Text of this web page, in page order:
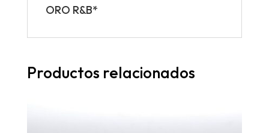
ORO R&B*
Productos relacionados